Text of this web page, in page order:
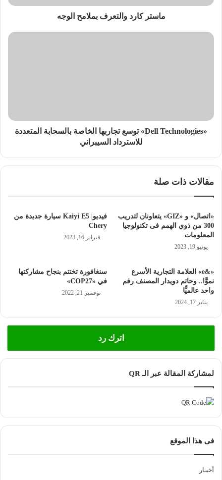
ماستر كارد والتعرف بملامح الوجه
السيبراني
«Dell Technologies» توسع تجاربها الخاصة بالسحابة المتعددة
للاسترداد السيبراني
مقالات ذات صلة
«اتصال» و «GIZ» يتعاونان لتدريب
300 من ذوي الهمم فى تكنولوجيا
المعلومات
يونيو 19, 2023
فيديو| Kaiyi E5 سيارة جديدة من
Chery
فبراير 16, 2023
«&e» العلامة التجارية الأسرع
نموًّا.. وحاتم دويدار المصنف رقم
واحد عالميًّا
يناير 17, 2024
سنغافورة تختتم بنجاح مشاركتها
في «COP27»
نوفمبر 21, 2022
اترك رد
لمشاركة المقالة عبر الـ QR
فى هذا الموقع
أخبـار